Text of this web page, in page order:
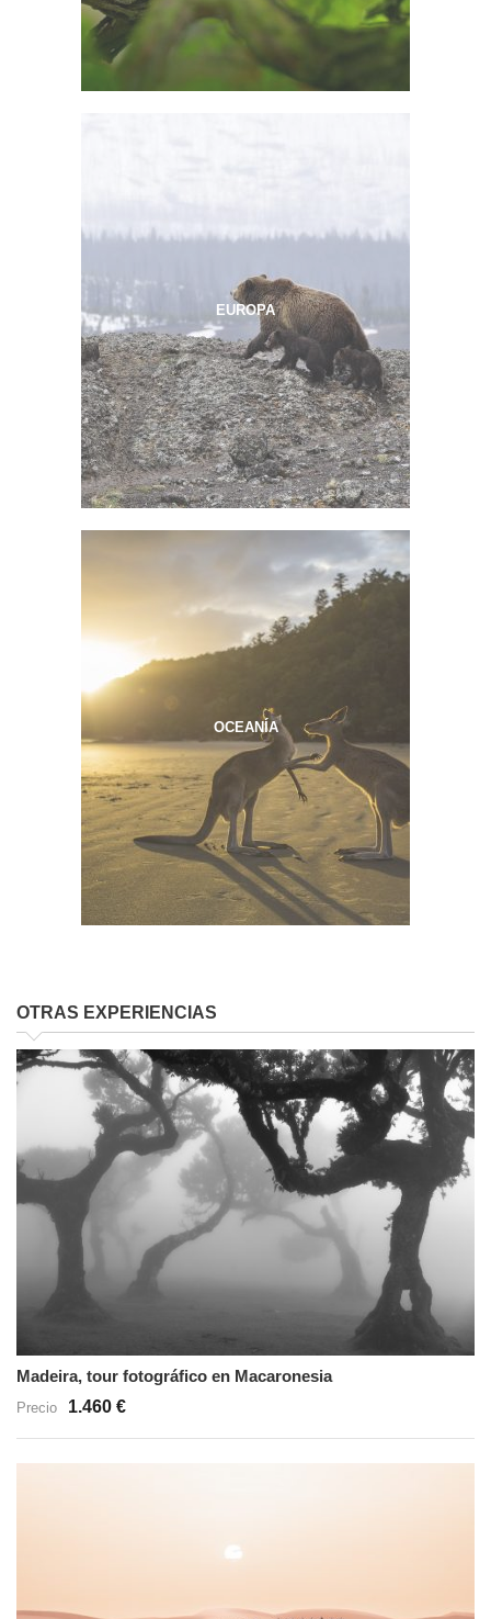
EUROPA
OCEANÍA
OTRAS EXPERIENCIAS
Madeira, tour fotográfico en Macaronesia
Precio 1.460 €